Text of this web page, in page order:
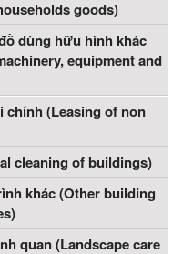
goods)
dùng hữu hình khác
equipment and
chính (Leasing of non
cleaning of buildings)
khác (Other building
quan (Landscape care